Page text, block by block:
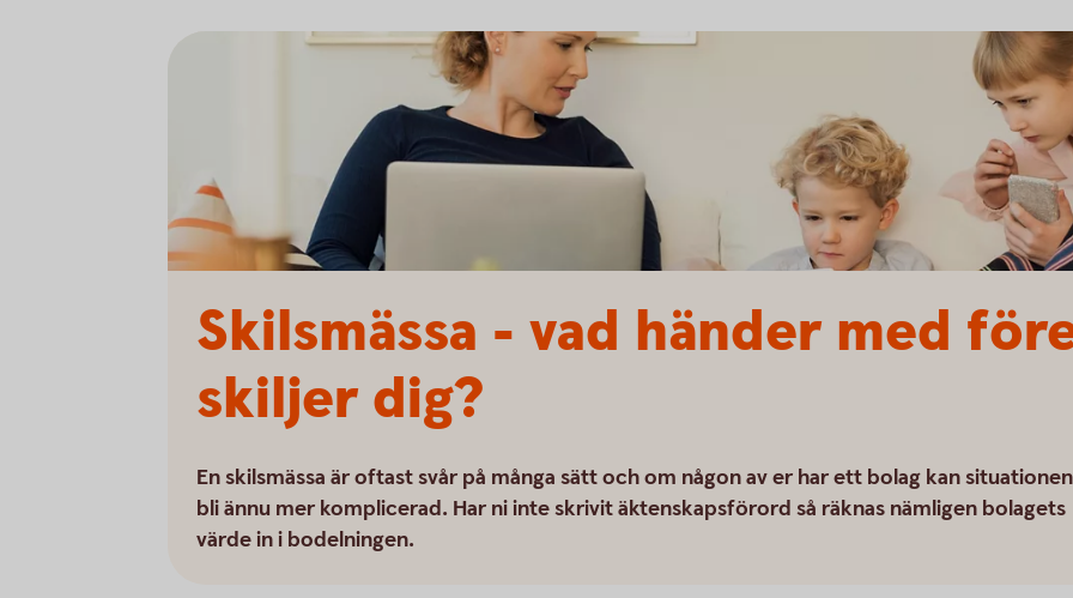
Skilsmässa - vad händer med
skiljer dig?
En skilsmässa är oftast svår på många sätt och om någon av er har ett bolag kan situationen
bli ännu mer komplicerad. Har ni inte skrivit äktenskapsförord så räknas nämligen bolagets
värde in i bodelningen.